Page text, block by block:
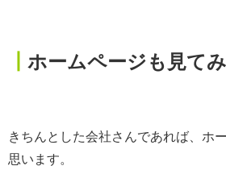
ホームページも見て
きちんとした会社さんであれば、ホ
思います。